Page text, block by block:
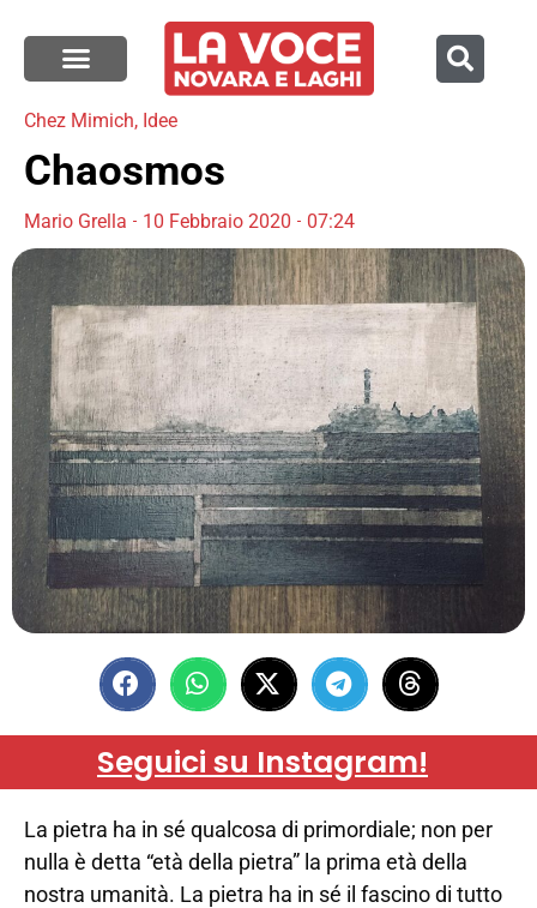
Chez Mimich, Idee
Chaosmos
Mario Grella 10 Febbraio 2020 07:24
Seguici su Instagram!
La pietra ha in sé qualcosa di primordiale; non per
nulla è detta “età della pietra” la prima età della
nostra umanità. La pietra ha in sé il fascino di tutto